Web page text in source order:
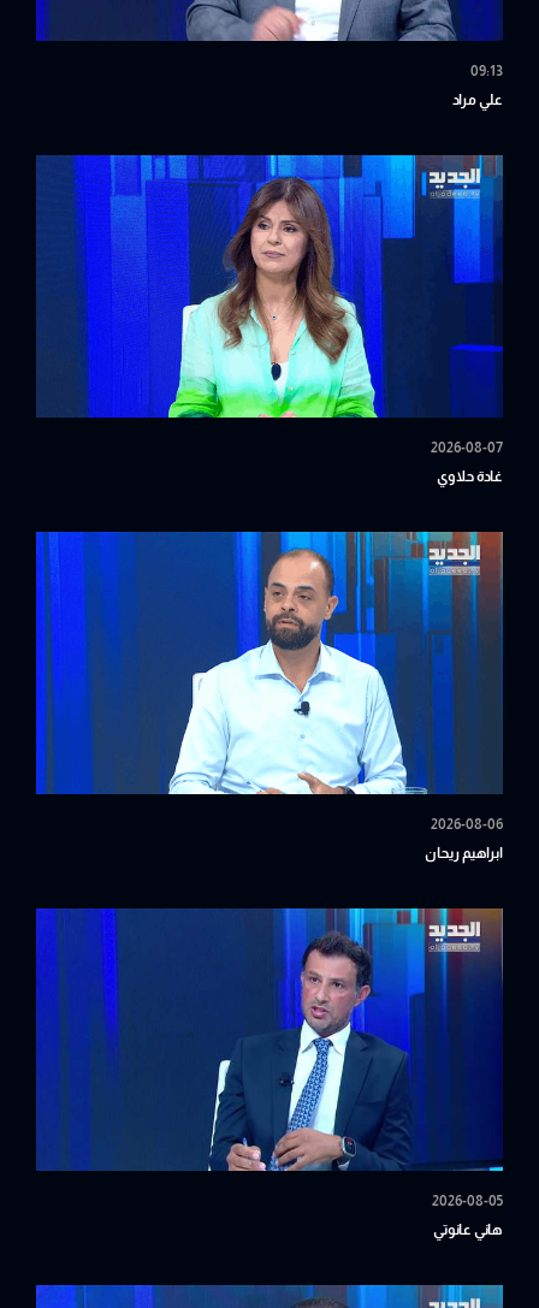
09:13
علي مراد
2026-08-07
غادة حلاوي
2026-08-06
ابراهيم ريحان
2026-08-05
هاني عانوتي